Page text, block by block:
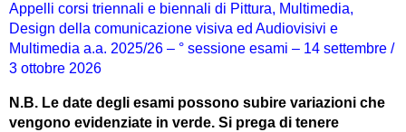
Appelli corsi triennali e biennali di Pittura, Multimedia,
Design della comunicazione visiva ed Audiovisivi e
Multimedia a.a. 2025/26 – ° sessione esami – 14 settembre /
3 ottobre 2026
N.B. Le date degli esami possono subire variazioni che
vengono evidenziate in verde. Si prega di tenere